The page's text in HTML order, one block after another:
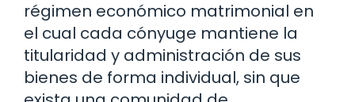
régimen económico matrimonial en
el cual cada cónyuge mantiene la
titularidad y administración de sus
bienes de forma individual, sin que